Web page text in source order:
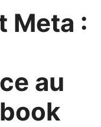
Meta :
au